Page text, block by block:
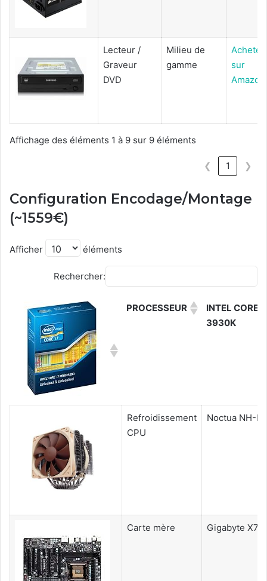
Lecteur /
Graveur
DVD
Milieu de
gamme
Acheter
sur
Amazon
Affichage des éléments 1 à 9 sur 9 éléments
❮ 1 ❯
Configuration Encodage/Montage
(~1559€)
Afficher éléments
Rechercher:
PROCESSEUR
INTEL CORE
3930K
Refroidissement
CPU
Noctua NH-
Carte mère Gigabyte